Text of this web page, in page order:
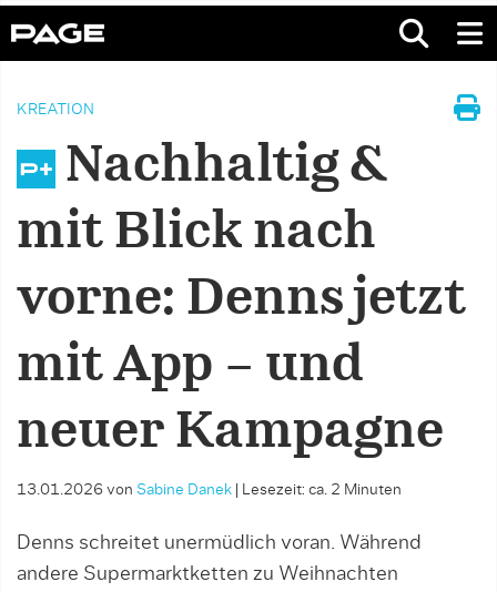
KREATION
Nachhaltig &
mit Blick nach
vorne: Denns jetzt
mit App – und
neuer Kampagne
13.01.2026 von Sabine Danek Lesezeit: ca. 2 Minuten
Denns schreitet unermüdlich voran. Während
andere Supermarktketten zu Weihnachten